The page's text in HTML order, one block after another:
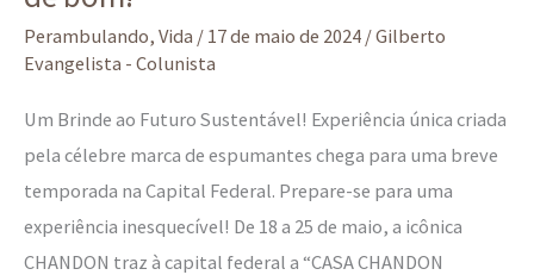
Perambulando, Vida / 17 de maio de 2024 /Gilberto
Evangelista - Colunista
Um Brinde ao Futuro Sustentável! Experiência única criada
pela célebre marca de espumantes chega para uma breve
temporada na Capital Federal. Prepare-se para uma
experiência inesquecível! De 18 a 25 de maio, a icônica
CHANDON traz à capital federal a “CASA CHANDON